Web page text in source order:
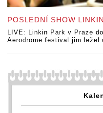
POSLEDNÍ SHOW
LIVE: Linkin Park v Praze
Aerodrome festival jim ležel